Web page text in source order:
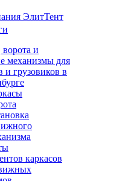
и
механизмы для
и грузовиков в
каркасов